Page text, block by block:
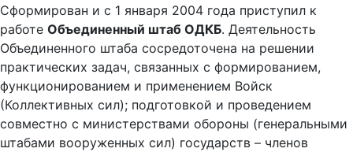
Сформирован и с 1 января 2004 года приступил к
работе Объединенный штаб ОДКБ. Деятельность
Объединенного штаба сосредоточена на решении
практических задач, связанных с формированием,
функционированием и применением Войск
(Коллективных сил); подготовкой и проведением
совместно с министерствами обороны (генеральными
штабами вооруженных сил) государств – членов